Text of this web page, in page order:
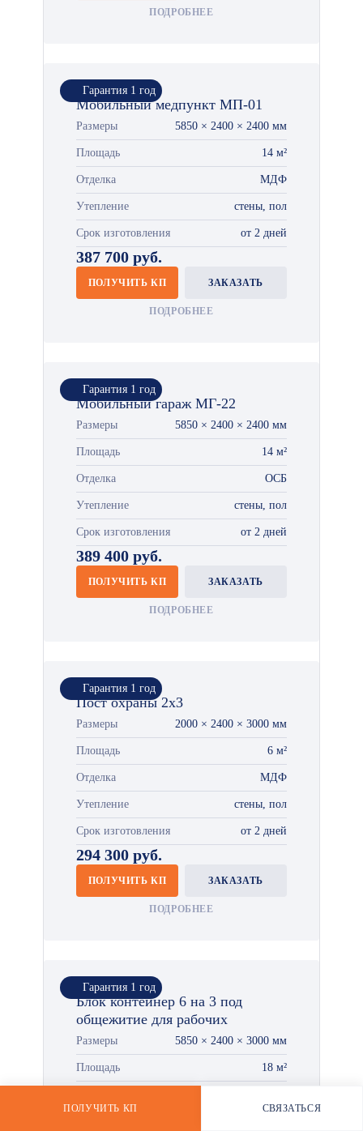
ПОДРОБНЕЕ
Гарантия 1 год
Мобильный медпункт МП-01
Размеры 5850 × 2400 × 2400 мм
Площадь 14 м²
Отделка МДФ
Утепление стены, пол
Срок изготовления от 2 дней
387 700 руб.
ПОЛУЧИТЬ КП ЗАКАЗАТЬ
ПОДРОБНЕЕ
Гарантия 1 год
Мобильный гараж МГ-22
Размеры 5850 × 2400 × 2400 мм
Площадь 14 м²
Отделка ОСБ
Утепление стены, пол
Срок изготовления от 2 дней
389 400 руб.
ПОЛУЧИТЬ КП ЗАКАЗАТЬ
ПОДРОБНЕЕ
Гарантия 1 год
Пост охраны 2х3
Размеры 2000 × 2400 × 3000 мм
Площадь 6 м²
Отделка МДФ
Утепление стены, пол
Срок изготовления от 2 дней
294 300 руб.
ПОЛУЧИТЬ КП ЗАКАЗАТЬ
ПОДРОБНЕЕ
Гарантия 1 год
Блок контейнер 6 на 3 под
общежитие для рабочих
Размеры 5850 × 2400 × 3000 мм
Площадь 18 м²
*
ПОЛУЧИТЬ КП СВЯЗАТЬСЯ